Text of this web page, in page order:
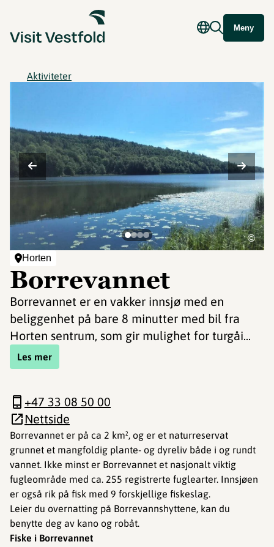
Meny
Aktiviteter
Horten
Borrevannet
Borrevannet er en vakker innsjø med en
beliggenhet på bare 8 minutter med bil fra
Horten sentrum, som gir mulighet for turgåi...
Les mer
©
Borrevannet er på ca 2 km², og er et naturreservat
grunnet et mangfoldig plante- og dyreliv både i og rundt
vannet. Ikke minst er Borrevannet et nasjonalt viktig
fugleområde med ca. 255 registrerte fuglearter. Innsjøen
er også rik på fisk med 9 forskjellige fiskeslag.
Leier du overnatting på Borrevannshyttene, kan du
benytte deg av kano og robåt.
Fiske i Borrevannet
+47 33 08 50 00
Nettside